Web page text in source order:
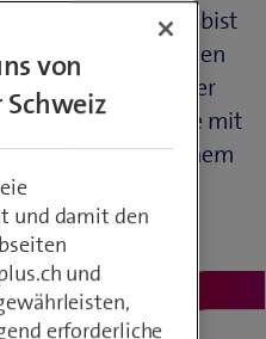
FL Handy-Abo bist
überall mit deinen
mit deiner
+423, surfe mit
von zusätzlichem
von
und damit den
und
erforderliche